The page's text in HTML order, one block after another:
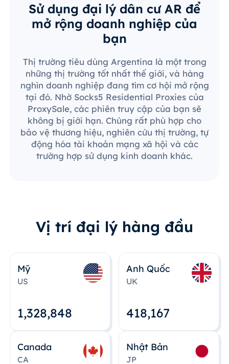
Sử dụng đại lý dân cư AR để
mở rộng doanh nghiệp của
bạn
Thị trường tiêu dùng Argentina là một trong
những thị trường tốt nhất thế giới, và hàng
nghìn doanh nghiệp đang tìm cơ hội mở rộng
tại đó. Nhờ Socks5 Residential Proxies của
ProxySale, các phiên truy cập của bạn sẽ
không bị giới hạn. Chúng rất phù hợp cho
bảo vệ thương hiệu, nghiên cứu thị trường, tự
động hóa tài khoản mạng xã hội và các
trường hợp sử dụng kinh doanh khác.
Vị trí đại lý hàng đầu
Mỹ
US
1,328,848
Anh Quốc
UK
418,167
Canada
CA
Nhật Bản
JP